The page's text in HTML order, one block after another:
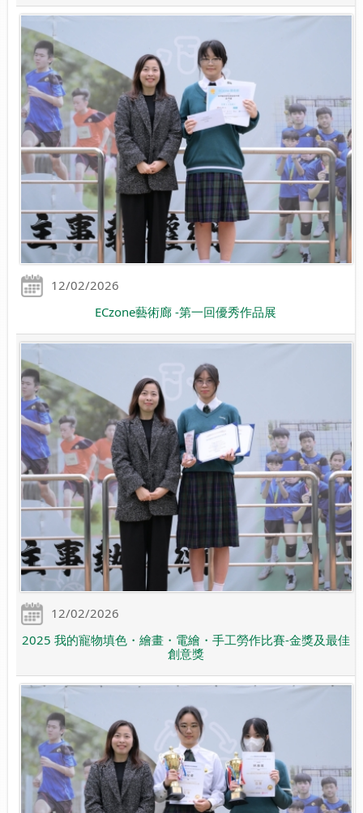
12/02/2026
ECzone藝術廊 -第一回優秀作品展
12/02/2026
2025 我的寵物填色・繪畫・電繪・手工勞作比賽-金獎及最佳
創意獎